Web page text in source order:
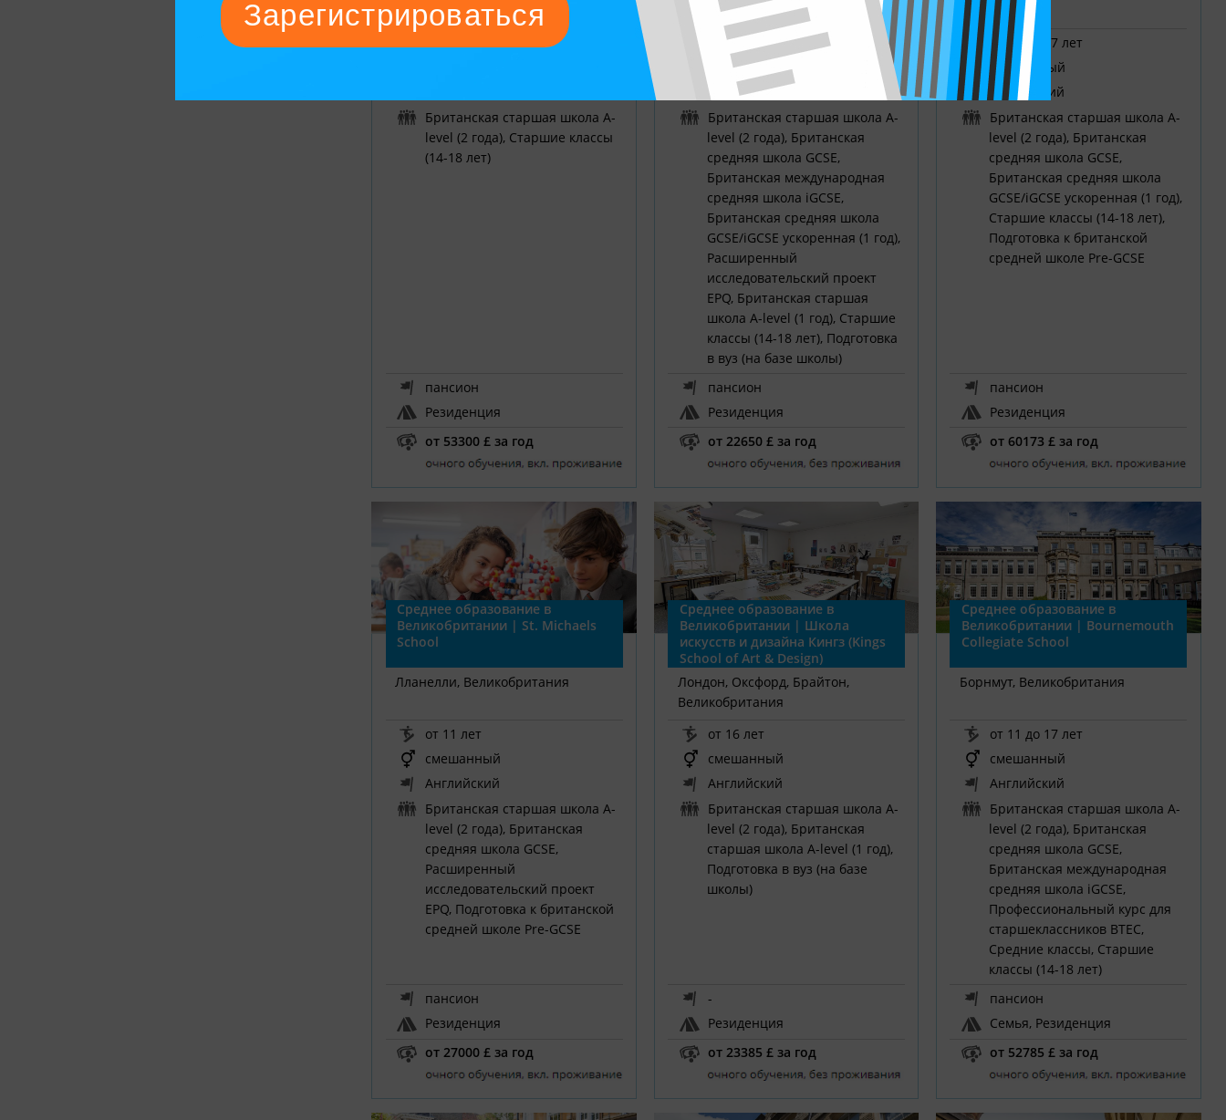
Британская старшая школа A-
level (2 года), Старшие классы
(14-18 лет)
пансион
Резиденция
от 53300 £ за год
от 14 лет
смешанный
Английский
Британская старшая школа A-
level (2 года), Британская
средняя школа GCSE,
Британская международная
средняя школа iGCSE,
Британская средняя школа
GCSE/iGCSE ускоренная (1 год),
Расширенный
исследовательский проект
EPQ, Британская старшая
школа A-level (1 год), Старшие
классы (14-18 лет), Подготовка
в вуз (на базе школы)
пансион
Резиденция
от 22650 £ за год
от 13 до 17 лет
смешанный
Английский
Британская старшая школа A-
level (2 года), Британская
средняя школа GCSE,
Британская средняя школа
GCSE/iGCSE ускоренная (1 год),
Старшие классы (14-18 лет),
Подготовка к британской
средней школе Pre-GCSE
пансион
Резиденция
от 60173 £ за год
Среднее образование в
Великобритании | St. Michaels
School
Лланелли, Великобритания
от 11 лет
смешанный
Английский
Британская старшая школа A-
level (2 года), Британская
средняя школа GCSE,
Расширенный
исследовательский проект
EPQ, Подготовка к британской
средней школе Pre-GCSE
пансион
Резиденция
от 27000 £ за год
Среднее образование в
Великобритании | Школа
искусств и дизайна Кингз (Kings
School of Art & Design)
Лондон, Оксфорд, Брайтон,
Великобритания
от 16 лет
смешанный
Английский
Британская старшая школа A-
level (2 года), Британская
старшая школа A-level (1 год),
Подготовка в вуз (на базе
школы)
-
Резиденция
от 23385 £ за год
Среднее образование в
Великобритании | Bournemouth
Collegiate School
Борнмут, Великобритания
от 11 до 17 лет
смешанный
Английский
Британская старшая школа A-
level (2 года), Британская
средняя школа GCSE,
Британская международная
средняя школа iGCSE,
Профессиональный курс для
старшеклассников BTEC,
Средние классы, Старшие
классы (14-18 лет)
пансион
Семья, Резиденция
от 52785 £ за год